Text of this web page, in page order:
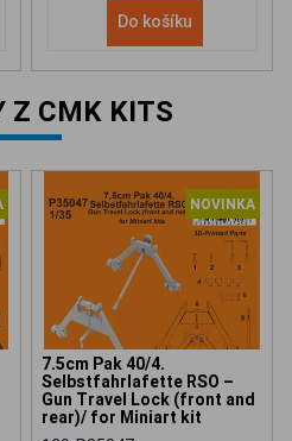
Do košíku
Z CMK KITS
NOVINKA
7.5cm Pak 40/4.
Selbstfahrlafette RSO –
Gun Travel Lock (front and
rear)/ for Miniart kit